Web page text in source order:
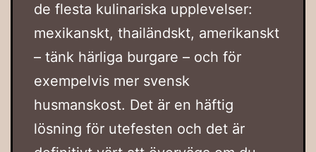
de flesta kulinariska upplevelser:
mexikanskt, thailändskt, amerikanskt
– tänk härliga burgare – och för
exempelvis mer svensk
husmanskost. Det är en häftig
lösning för utefesten och det är